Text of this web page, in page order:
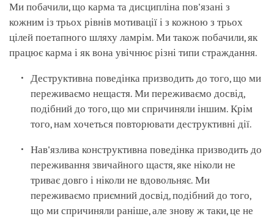
Ми побачили, що карма та дисципліна пов'язані з
кожним із трьох рівнів мотивації і з кожною з трьох
цілей поетапного шляху ламрім. Ми також побачили, як
працює карма і як вона увічнює різні типи страждання.
Деструктивна поведінка призводить до того, що ми
переживаємо нещастя. Ми переживаємо досвід,
подібний до того, що ми спричиняли іншим. Крім
того, нам хочеться повторювати деструктивні дії.
Нав'язлива конструктивна поведінка призводить до
переживання звичайного щастя, яке ніколи не
триває довго і ніколи не вдовольняє. Ми
переживаємо приємний досвід, подібний до того,
що ми спричиняли раніше, але знову ж таки, це не